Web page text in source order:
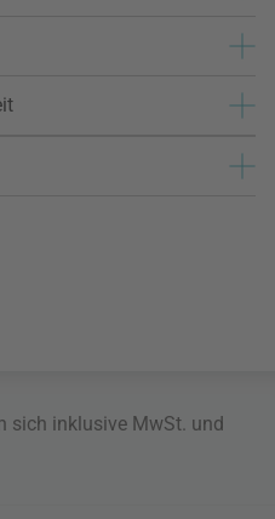
sich inklusive MwSt. und